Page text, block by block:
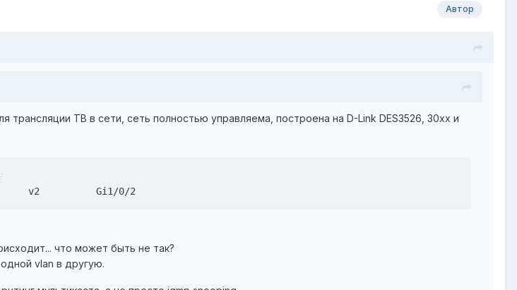
Автор
трансляции ТВ в сети, сеть полностью управляема, построена на D-Link DES3526, 30xx и
v2          Gi1/0/2
что может быть не так?
vlan в другую.